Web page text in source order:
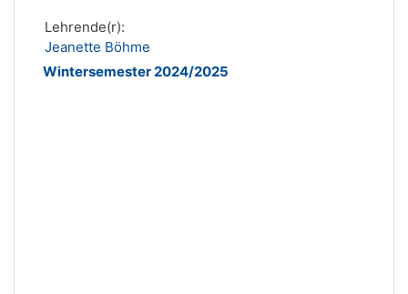
Lehrende(r):
Jeanette Böhme
Wintersemester 2024/2025